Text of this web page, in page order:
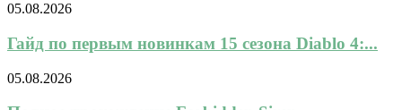
05.08.2026
Гайд по первым новинкам 15 сезона Diablo 4:...
05.08.2026